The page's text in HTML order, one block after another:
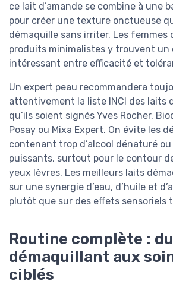
ce lait d’amande se combine à une
pour créer une texture onctueuse
démaquille sans irriter. Les femmes
produits minimalistes y trouvent un
intéressant entre efficacité et
Un expert peau recommandera
attentivement la liste INCI des laits
qu’ils soient signés Yves Rocher,
Posay ou Mixa Expert. On évite les
contenant trop d’alcool dénaturé
puissants, surtout pour le contour
yeux lèvres. Les meilleurs laits
sur une synergie d’eau, d’huile et
plutôt que sur des effets sensoriels
Routine complète :
démaquillant aux
ciblés